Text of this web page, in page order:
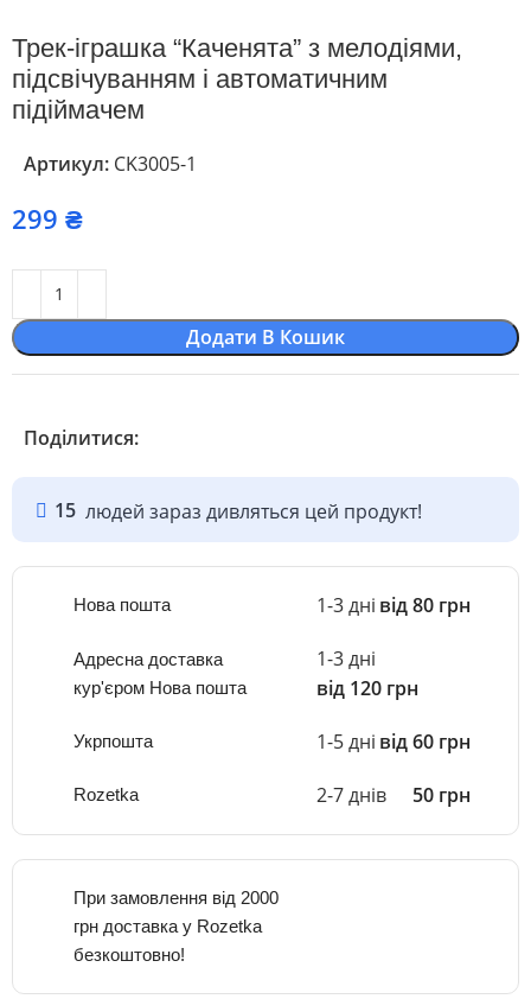
Трек-іграшка “Каченята” з мелодіями,
підсвічуванням і автоматичним
підіймачем
Артикул: CK3005-1
₴
Додати В Кошик
Поділитися:
15 людей зараз дивляться цей продукт!
Нова пошта 1-3 дні від 80 грн
Адресна доставка
кур'єром Нова пошта
1-3 дні
від 120 грн
Укрпошта 1-5 дні від 60 грн
Rozetka 2-7 днів 50 грн
При замовлення від 2000
грн доставка у Rozetka
безкоштовно!